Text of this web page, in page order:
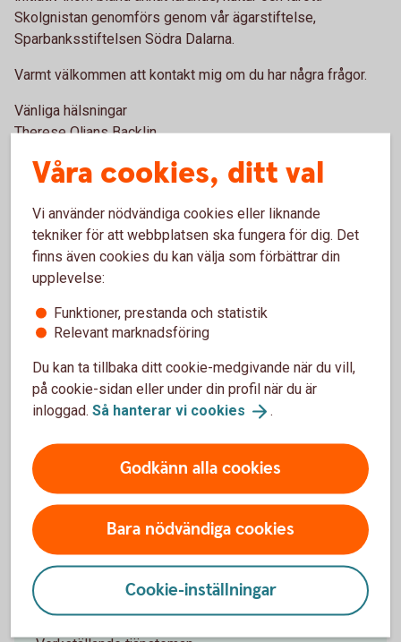
Skolgnistan genomförs genom vår ägarstiftelse,
Sparbanksstiftelsen Södra Dalarna.
Varmt välkommen att kontakt mig om du har några frågor.
Vänliga hälsningar
Therese Oljans Backlin
Pengar att söka för grundskolan
Ansök 1 feb -
15 mars
För mer information
Våra cookies, ditt val
Vi använder nödvändiga cookies eller liknande
tekniker för att webbplatsen ska fungera för dig. Det
finns även cookies du kan välja som förbättrar din
upplevelse:
Funktioner, prestanda och statistik
Relevant marknadsföring
Du kan ta tillbaka ditt cookie-medgivande när du vill,
på cookie-sidan eller under din profil när du är
inloggad. Så hanterar vi cookies .
Godkänn alla cookies
Bara nödvändiga cookies
Cookie-inställningar